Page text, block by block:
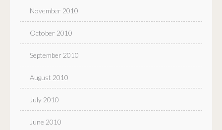
November 2010
October 2010
September 2010
August 2010
July 2010
June 2010